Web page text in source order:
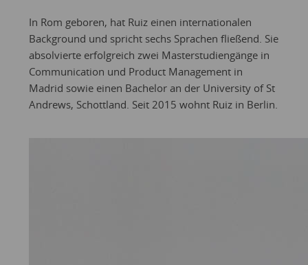
In Rom geboren, hat Ruiz einen internationalen
Background und spricht sechs Sprachen fließend. Sie
absolvierte erfolgreich zwei Masterstudiengänge in
Communication und Product Management in
Madrid sowie einen Bachelor an der University of St
Andrews, Schottland. Seit 2015 wohnt Ruiz in Berlin.